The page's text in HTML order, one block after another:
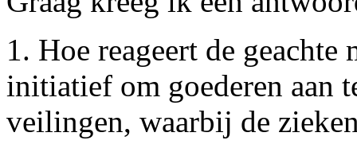
1. Hoe reageert de
initiatief om goederen aan
veilingen, waarbij de